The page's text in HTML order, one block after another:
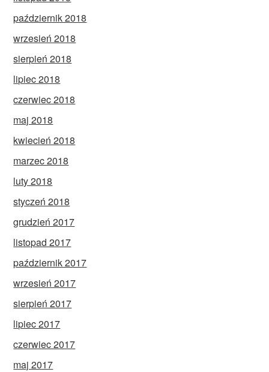
październik 2018
wrzesień 2018
sierpień 2018
lipiec 2018
czerwiec 2018
maj 2018
kwiecień 2018
marzec 2018
luty 2018
styczeń 2018
grudzień 2017
listopad 2017
październik 2017
wrzesień 2017
sierpień 2017
lipiec 2017
czerwiec 2017
maj 2017